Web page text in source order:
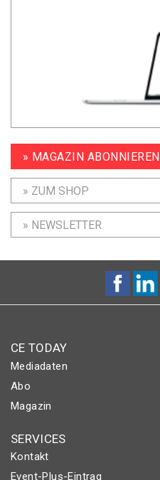
» MAGAZIN ABONNIEREN
» ZUM SHOP
» NEWSLETTER
CE TODAY
Mediadaten
Abo
Magazin
SERVICES
Kontakt
Event-Plus-Eintrag